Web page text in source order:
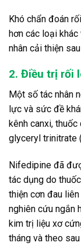
Khó chẩn đoán
hơn các loại
nhân cải thiện
2. Điều trị rối
Một số tác nhân
lực và sức đề
kênh canxi,
glyceryl trinitrate
Nifedipine đã
tác dụng do
thiện cơn đau
nghiên cứu ngắn
kim trị liệu xơ
tháng và theo